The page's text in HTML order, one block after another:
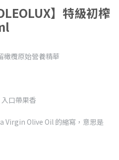
】特級初榨
欖原始營養精華
口帶果香
Virgin Olive Oil 的縮寫，意思是